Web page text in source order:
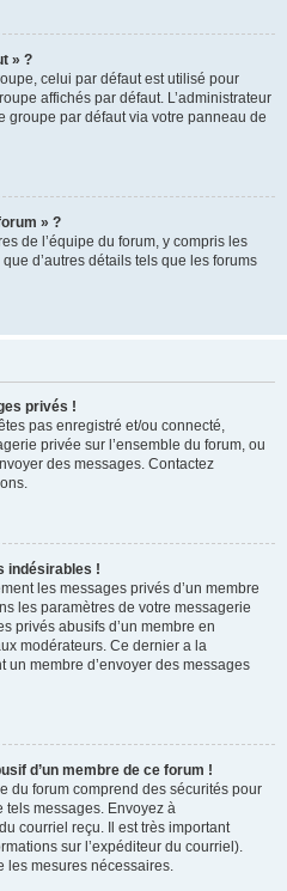
» ?
celui par défaut est utilisé pour
affichés par défaut. L’administrateur
groupe par défaut via votre panneau de
» ?
de l’équipe du forum, y compris les
d’autres détails tels que les forums
privés !
pas enregistré et/ou connecté,
privée sur l’ensemble du forum, ou
des messages. Contactez
indésirables !
les messages privés d’un membre
les paramètres de votre messagerie
privés abusifs d’un membre en
modérateurs. Ce dernier a la
un membre d’envoyer des messages
d’un membre de ce forum !
du forum comprend des sécurités pour
messages. Envoyez à
courriel reçu. Il est très important
sur l’expéditeur du courriel).
les mesures nécessaires.